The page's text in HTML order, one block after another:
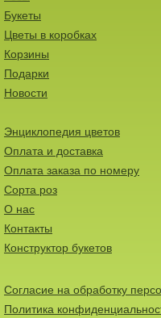
Букеты
Цветы в коробках
Корзины
Подарки
Новости
Энциклопедия цветов
Оплата и доставка
Оплата заказа по номеру
Сорта роз
О нас
Контакты
Конструктор букетов
Согласие на обработку
Политика